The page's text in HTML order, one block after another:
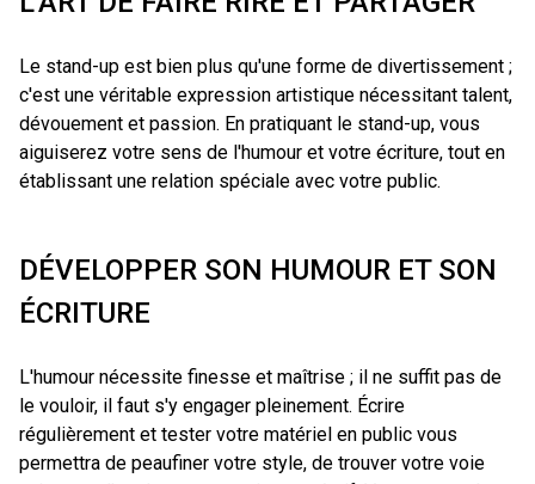
Le stand-up est bien plus qu'une forme de divertissement ;
c'est une véritable expression artistique nécessitant talent,
dévouement et passion. En pratiquant le stand-up, vous
aiguiserez votre sens de l'humour et votre écriture, tout en
établissant une relation spéciale avec votre public.
DÉVELOPPER SON HUMOUR ET SON
ÉCRITURE
L'humour nécessite finesse et maîtrise ; il ne suffit pas de
le vouloir, il faut s'y engager pleinement. Écrire
régulièrement et tester votre matériel en public vous
permettra de peaufiner votre style, de trouver votre voie